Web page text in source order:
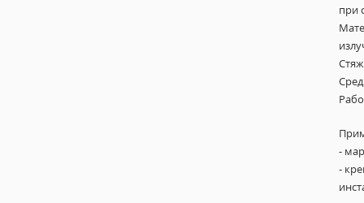
при
-
-